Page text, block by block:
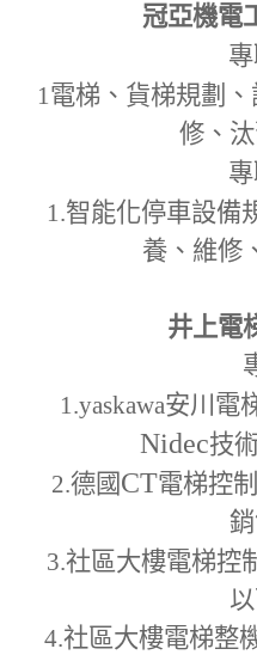
冠亞機電
1電梯、貨梯規劃
修、
1.智能化停車設備
養、維修
井上電
1.yaskawa安川電
Nidec技
2.德國 CT電梯控
銷
3.社區大樓電梯控
4.社區大樓電梯整